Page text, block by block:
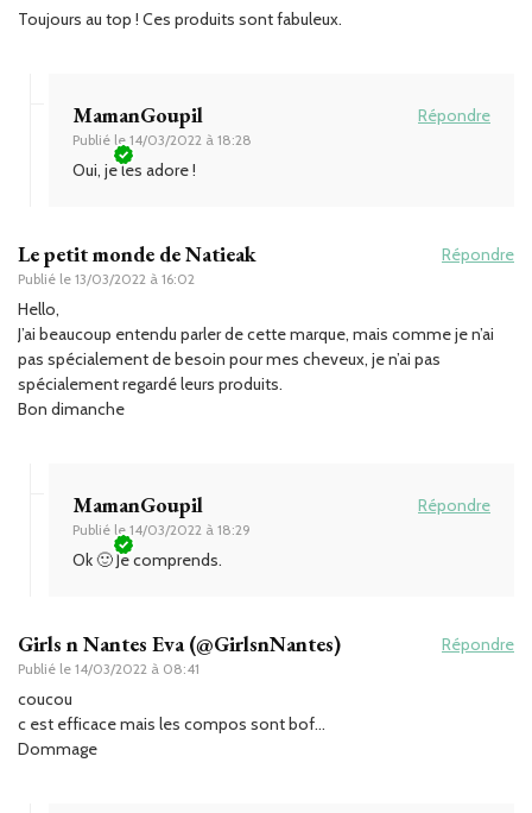
Toujours au top ! Ces produits sont fabuleux.
MamanGoupil
Publié le 14/03/2022 à 18:28
Répondre
Oui, je les adore !
Le petit monde de Natieak
Publié le 13/03/2022 à 16:02
Répondre
Hello,
J’ai beaucoup entendu parler de cette marque, mais comme je n’ai
pas spécialement de besoin pour mes cheveux, je n’ai pas
spécialement regardé leurs produits.
Bon dimanche
MamanGoupil
Publié le 14/03/2022 à 18:29
Répondre
Ok 🙂 Je comprends.
Girls n Nantes Eva (@GirlsnNantes)
Publié le 14/03/2022 à 08:41
Répondre
coucou
c est efficace mais les compos sont bof…
Dommage